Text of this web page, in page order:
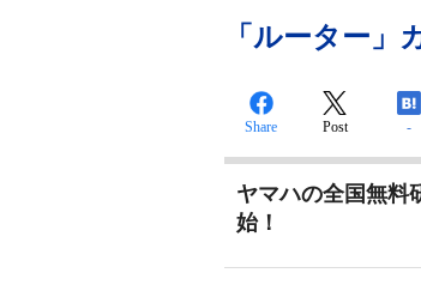
「ルーター」
Share Post -
ヤマハの全国無
始！